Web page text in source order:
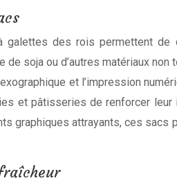
galettes des rois permettent
soja ou d’autres matériaux
et l’impression
et pâtisseries de renforcer
graphiques attrayants, ces